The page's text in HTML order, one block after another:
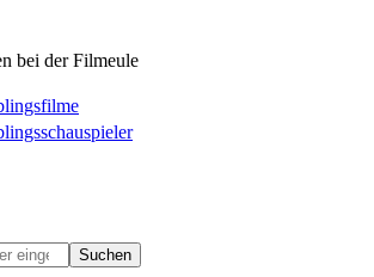
bei der Filmeule
Suchen